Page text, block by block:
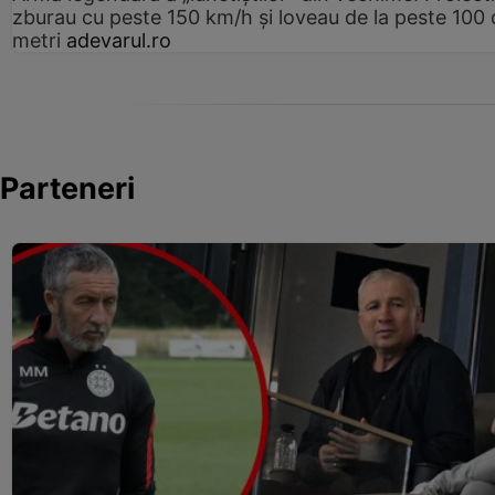
zburau cu peste 150 km/h și loveau de la peste 100
metri adevarul.ro
Parteneri